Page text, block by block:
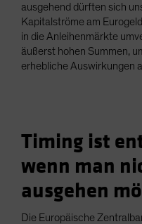
ausgehend dürften sich
Kapitalströme am
in die Anleihenmärkte
äußerst hohen Summen,
erhebliche Auswirkungen
Timing ist
wenn man
ausgehen
Die Europäische